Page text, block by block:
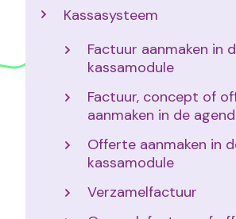
Kassasysteem
Factuur aanmaken in
kassamodule
Factuur, concept of
aanmaken in de
Offerte aanmaken in
kassamodule
Verzamelfactuur